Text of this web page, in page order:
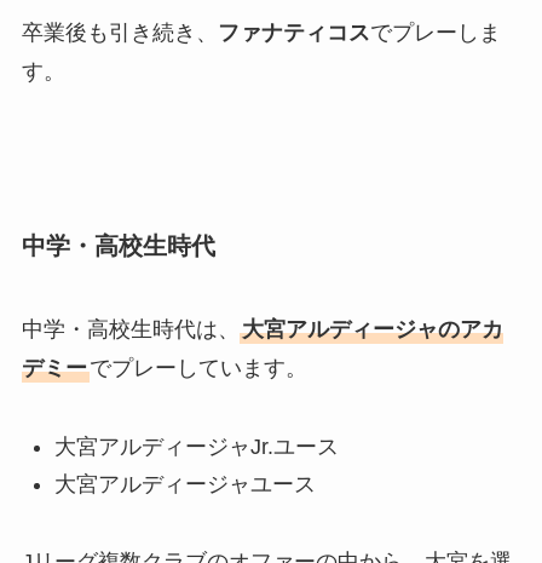
卒業後も引き続き、 ファナティコスでプレーしま
す。
中学・高校生時代
中学・高校生時代は、 大宮アルディージャのアカ
デミーでプレーしています。
大宮アルディージャJr.ユース
大宮アルディージャユース